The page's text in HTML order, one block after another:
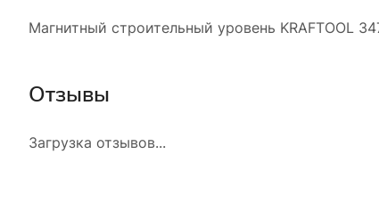
Магнитный строительный уровень KRAFTOOL
Отзывы
Загрузка отзывов...